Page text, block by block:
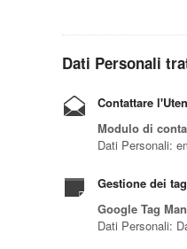
Dati Personali
Contattare
Modulo di
Dati Personali:
Gestione dei tag
Google Tag
Dati Personali: